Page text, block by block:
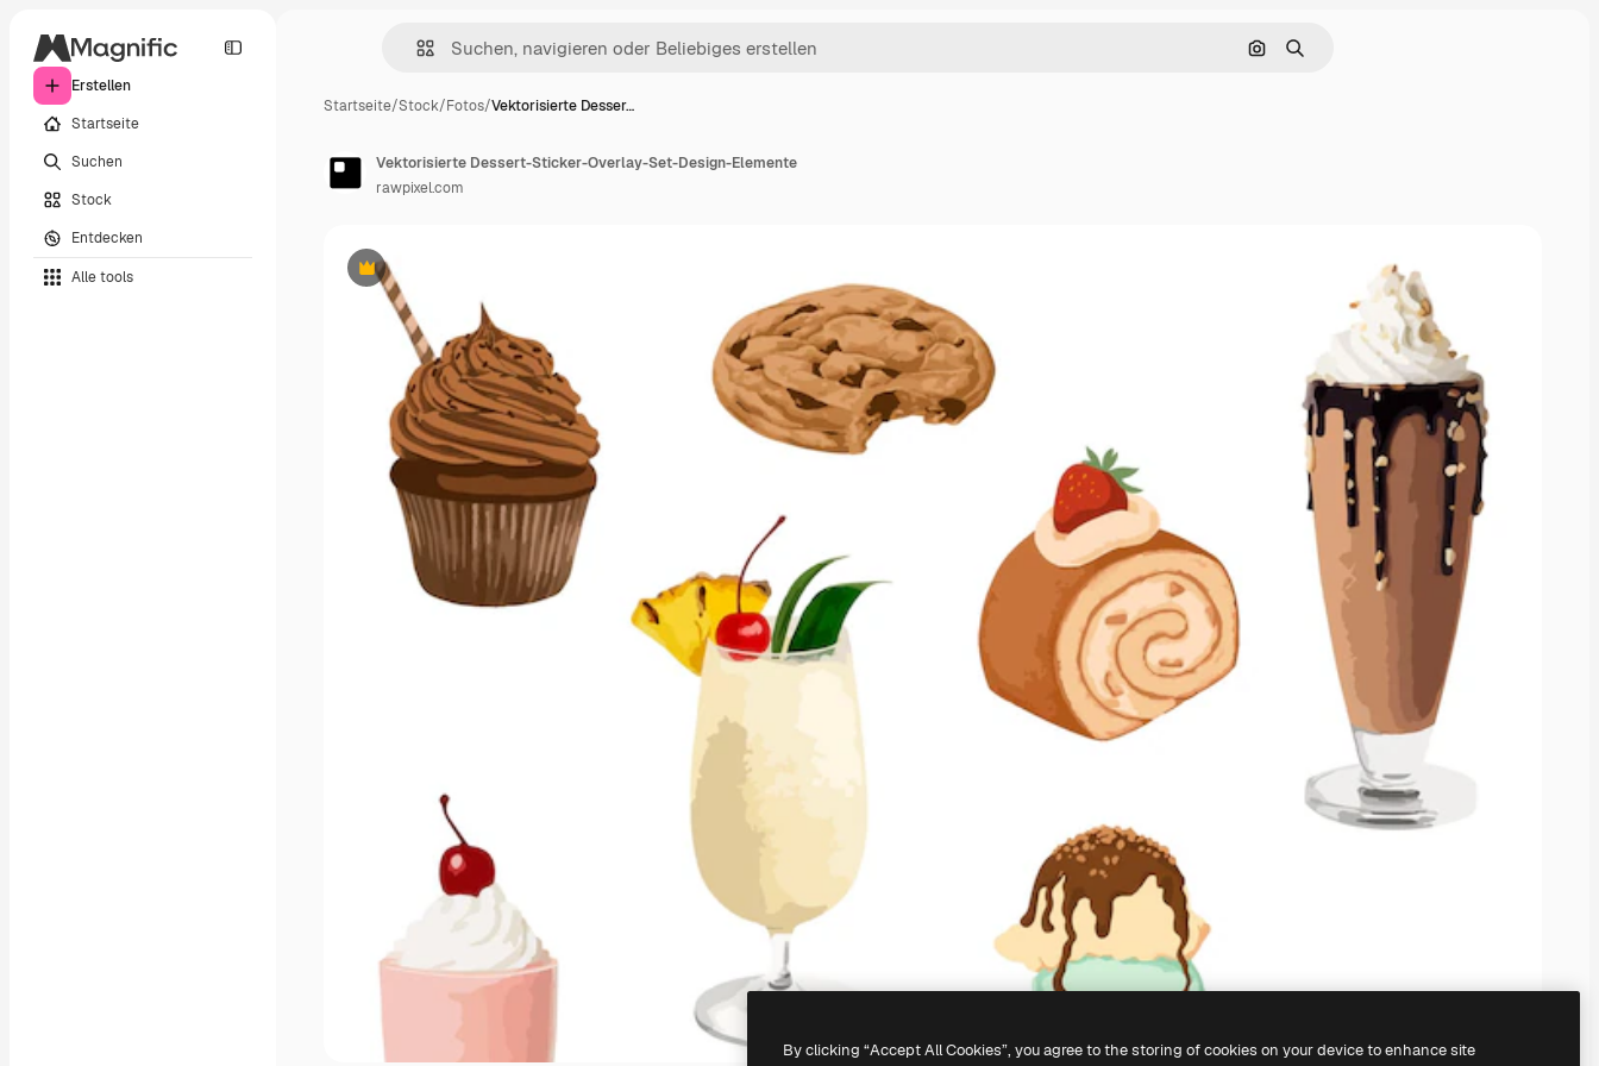
Erstellen
Startseite
Suchen
Stock
Entdecken
Alle tools
Nach Bild suchen
Suchen
Startseite/Stock/Fotos/Vektorisierte Desser…
Premium
Vektorisierte Dessert-Sticker-Overlay-Set-Design-Elemente
rawpixel.com
By clicking “Accept All Cookies”, you agree to the storing of cookies on your device to enhance site